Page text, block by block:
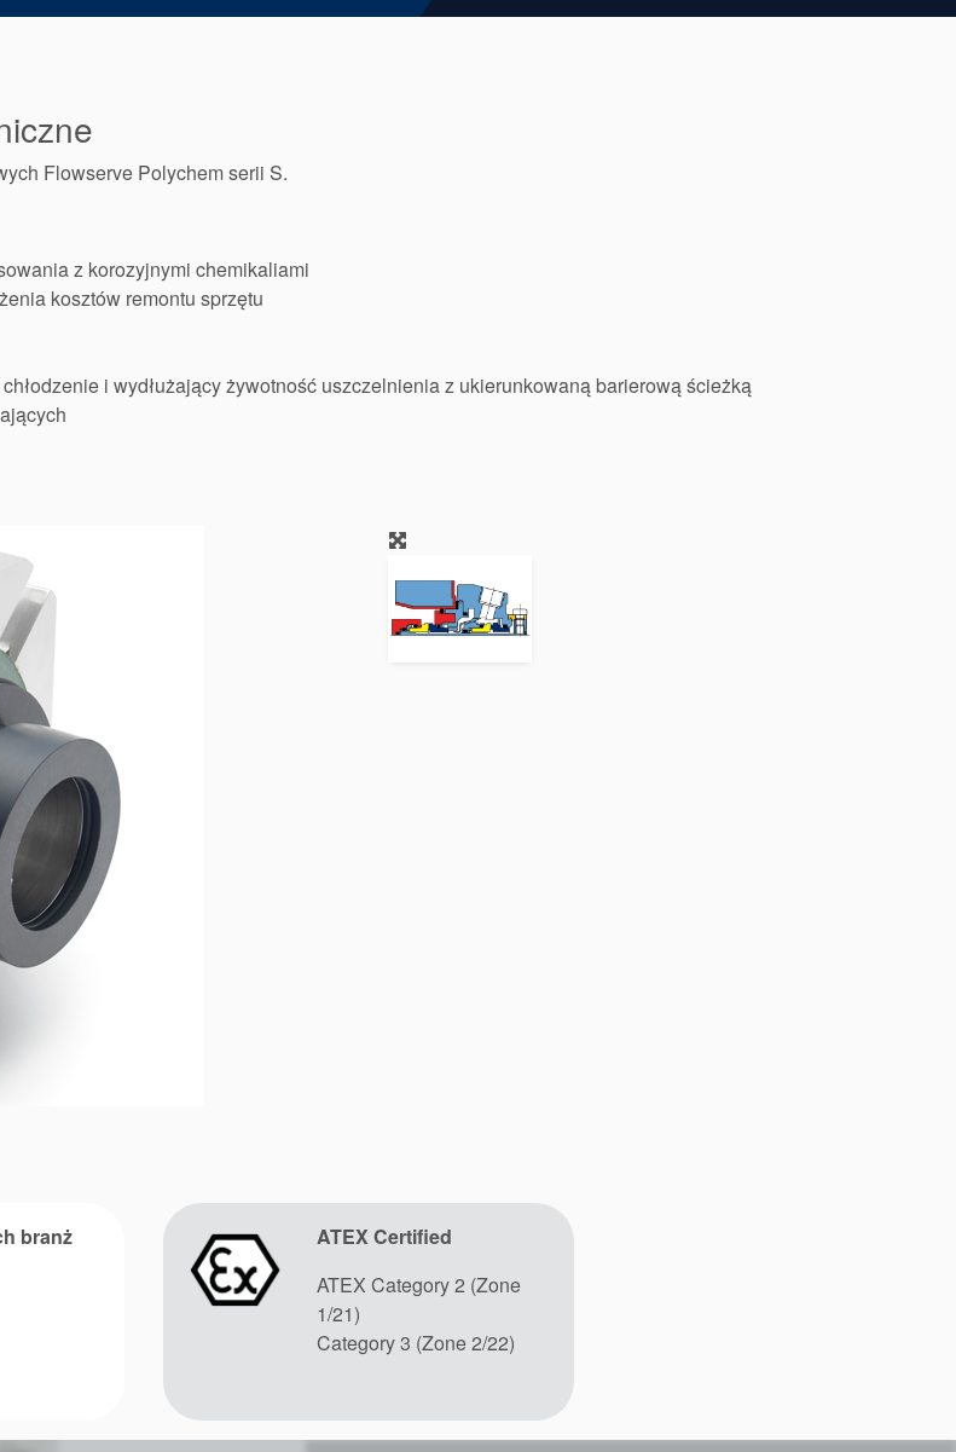
Flowserve Polychem serii S.
z korozyjnymi chemikaliami
kosztów remontu sprzętu
i wydłużający żywotność uszczelnienia z ukierunkowaną barierową ścieżką
branż
ATEX Certified
ATEX Category 2 (Zone
1/21)
Category 3 (Zone 2/22)